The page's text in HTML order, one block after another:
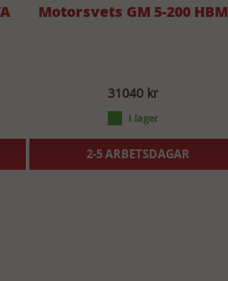
Motorsvets GM 5-200 HBM
31040 kr
2-5 ARBETSDAGAR